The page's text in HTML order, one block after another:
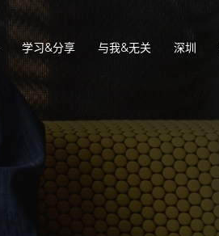
学习&分享 与我&无关 深圳